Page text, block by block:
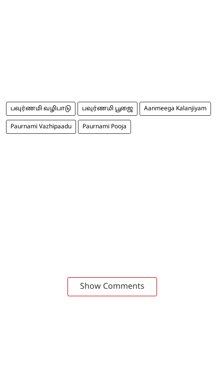
பவுர்ணமி வழிபாடு பவுர்ணமி பூஜை Aanmeega Kalanjiyam
Paurnami Vazhipaadu Paurnami Pooja
Show Comments